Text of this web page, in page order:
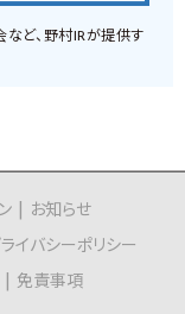
ど、野村IRが提供す
お知らせ
ライバシーポリシー
免責事項